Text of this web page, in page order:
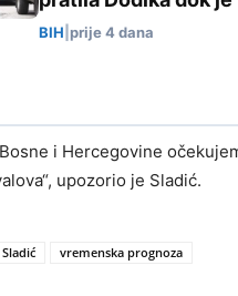
BIH prije 4 dana
i Hercegovine
upozorio je Sladić.
vremenska prognoza